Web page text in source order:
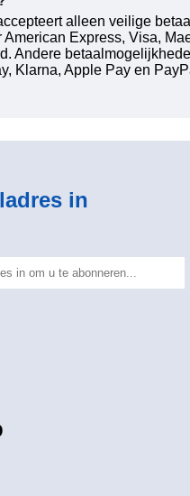
alleen veilige
American Express, Visa,
Andere
Klarna, Apple Pay en
in